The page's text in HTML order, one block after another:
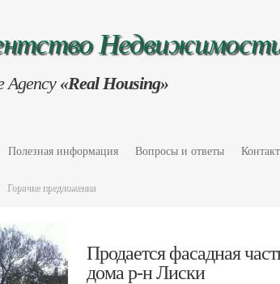
Agency «Real Housing»
Полезная информация Вопросы и ответы
Горячие предложения
Продается фасадная
дома р-н Лиски